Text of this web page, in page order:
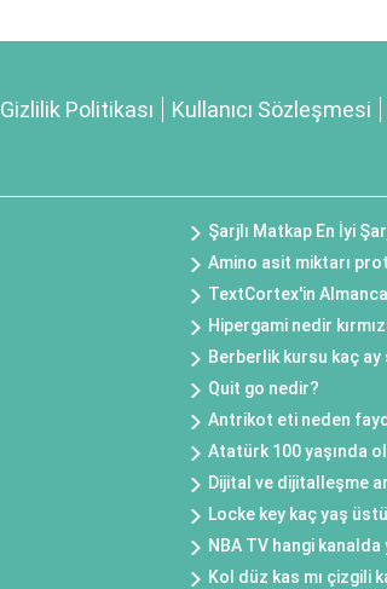
Gizlilik Politikası Kullanıcı Sözleşmesi
Şarjlı Matkap En İyi
Amino asit miktarı
TextCortex'in
Hipergami nedir
Berberlik kursu kaç
Quit go nedir?
Antrikot eti neden
Atatürk 100 yaşında
Dijital ve dijitalleşme
Locke key kaç yaş
NBA TV hangi kanalda
Kol düz kas mı çizgili